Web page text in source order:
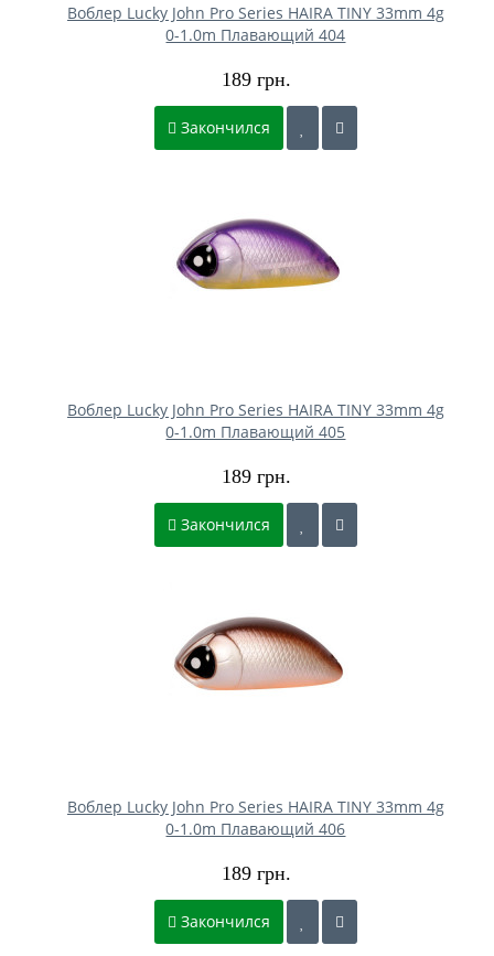
Воблер Lucky John Pro Series HAIRA TINY 33mm 4g
0-1.0m Плавающий 404
189 грн.
Закончился
Воблер Lucky John Pro Series HAIRA TINY 33mm 4g
0-1.0m Плавающий 405
189 грн.
Закончился
Воблер Lucky John Pro Series HAIRA TINY 33mm 4g
0-1.0m Плавающий 406
189 грн.
Закончился